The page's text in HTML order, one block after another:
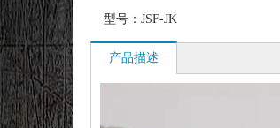
型号： JSF-JK
产品描述